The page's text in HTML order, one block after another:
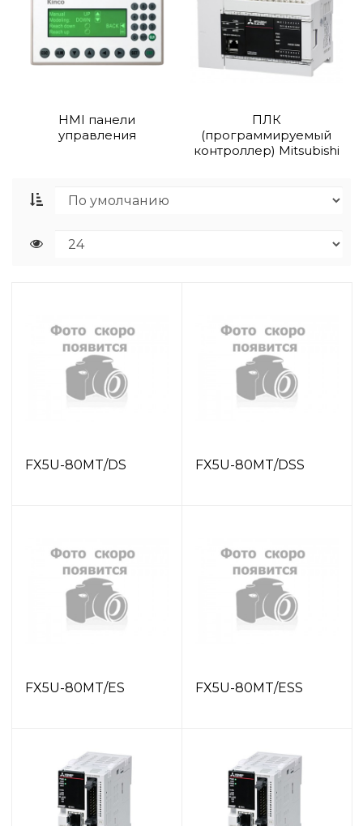
HMI панели
управления
ПЛК
(программируемый
контроллер) Mitsubishi
FX5U-80MT/DS FX5U-80MT/DSS
FX5U-80MT/ES FX5U-80MT/ESS